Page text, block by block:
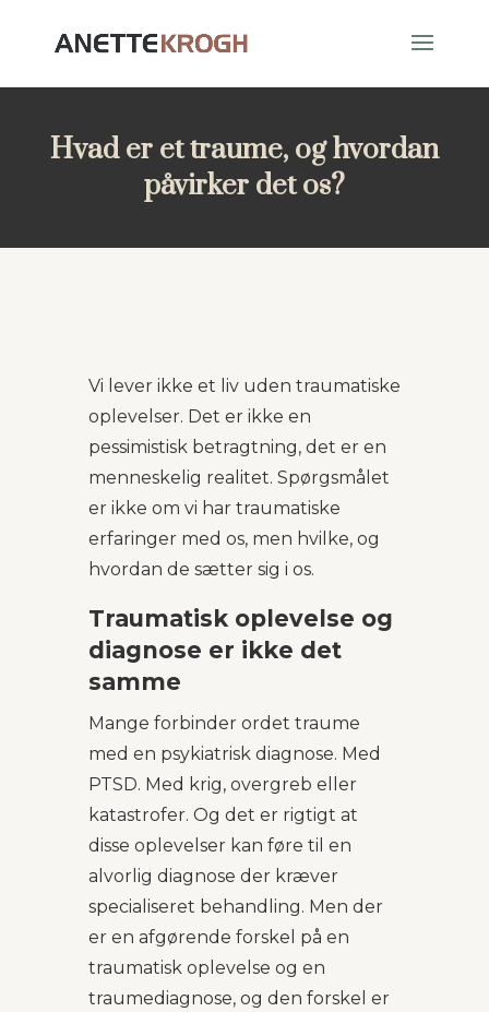
Hvad er et traume, og hvordan
påvirker det os?
Vi lever ikke et liv uden traumatiske
oplevelser. Det er ikke en
pessimistisk betragtning, det er en
menneskelig realitet. Spørgsmålet
er ikke om vi har traumatiske
erfaringer med os, men hvilke, og
hvordan de sætter sig i os.
Traumatisk oplevelse og
diagnose er ikke det
samme
Mange forbinder ordet traume
med en psykiatrisk diagnose. Med
PTSD. Med krig, overgreb eller
katastrofer. Og det er rigtigt at
disse oplevelser kan føre til en
alvorlig diagnose der kræver
specialiseret behandling. Men der
er en afgørende forskel på en
traumatisk oplevelse og en
traumediagnose, og den forskel er